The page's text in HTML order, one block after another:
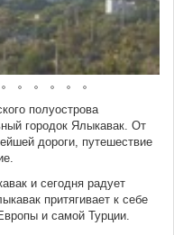
полуострова
городок Ялыкавак. От
дороги, путешествие
и сегодня радует
притягивает к себе
и самой Турции.